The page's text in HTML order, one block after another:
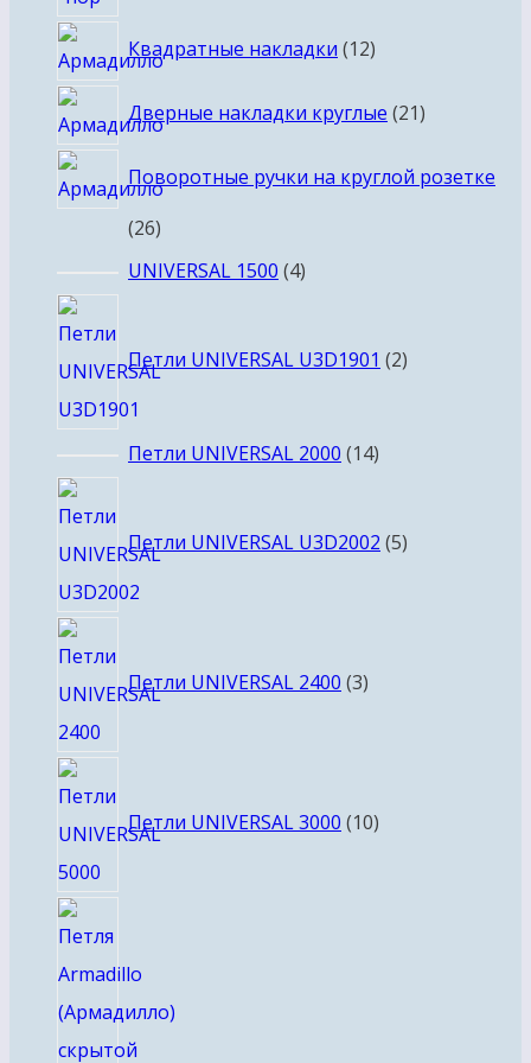
Квадратные накладки 1212
Дверные накладки круглые 2121
Поворотные ручки на круглой розетке
2626
товаров
UNIVERSAL 1500 44
Петли UNIVERSAL U3D1901 2товара
Петли UNIVERSAL 2000 1414
Петли UNIVERSAL U3D2002 5товаров
Петли UNIVERSAL 2400 3товара
Петли UNIVERSAL 3000 10товаров